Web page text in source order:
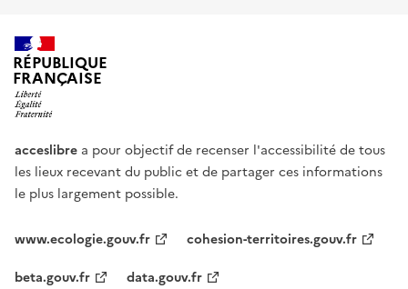
RÉPUBLIQUE
FRANÇAISE
acceslibre a pour objectif de recenser l'accessibilité de tous
les lieux recevant du public et de partager ces informations
le plus largement possible.
www.ecologie.gouv.fr
cohesion-territoires.gouv.fr
beta.gouv.fr
data.gouv.fr